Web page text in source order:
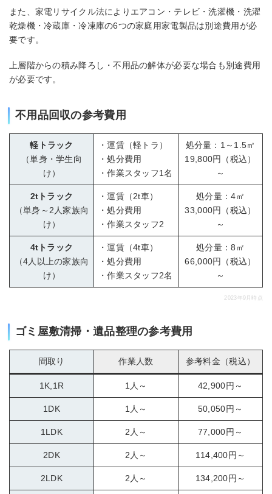
また、家電リサイクル法によりエアコン・テレビ・洗濯機・洗濯
乾燥機・冷蔵庫・冷凍庫の6つの家庭用家電製品は別途費用が必
要です。
上層階からの積み降ろし・不用品の解体が必要な場合も別途費用
が必要です。
不用品回収の参考費用
軽トラック
（単身・学生向
け）
・運賃（軽トラ）
・処分費用
・作業スタッフ1名
処分量：1～1.5㎡
19,800円（税込）
～
2tトラック
（単身～2人家族向
け）
・運賃（2t車）
・処分費用
・作業スタッフ2
処分量：4㎡
33,000円（税込）
～
4tトラック
（4人以上の家族向
け）
・運賃（4t車）
・処分費用
・作業スタッフ2名
処分量：8㎡
66,000円（税込）
～
2023年9月時点
ゴミ屋敷清掃・遺品整理の参考費用
間取り 作業人数 参考料金（税込）
1K,1R 1人～ 42,900円～
1DK 1人～ 50,050円～
1LDK 2人～ 77,000円～
2DK 2人～ 114,400円～
2LDK 2人～ 134,200円～